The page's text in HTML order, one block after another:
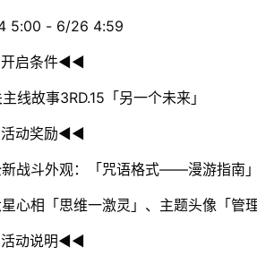
5:00 - 6/26 4:59
启条件◀◀
线故事3RD.15「另一个未来」
动奖励◀◀
战斗外观：「咒语格式——漫游指南」
心相「思维一激灵」、主题头像「管理
动说明◀◀